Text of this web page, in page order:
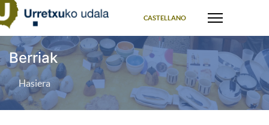
CASTELLANO
Berriak
Hasiera